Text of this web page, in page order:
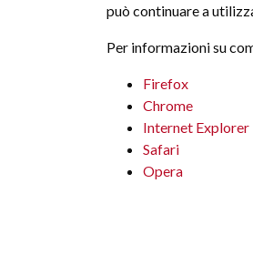
può continuare a
Per informazioni su
Firefox
Chrome
Internet Explorer
Safari
Opera